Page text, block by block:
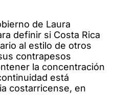
de Laura
definir si Costa Rica
al estilo de otros
contrapesos
la concentración
está
costarricense, en